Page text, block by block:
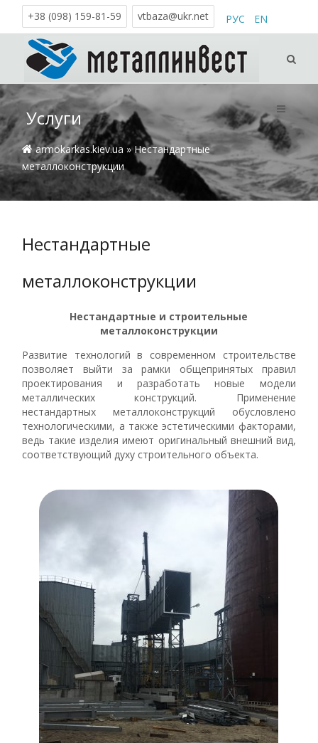
+38 (098) 159-81-59 vtbaza@ukr.net РУС EN
Услуги
armokarkas.kiev.ua » Нестандартные
металлоконструкции
Нестандартные
металлоконструкции
Нестандартные и строительные
металлоконструкции
Развитие технологий в современном строительстве
позволяет выйти за рамки общепринятых правил
проектирования и разработать новые модели
металлических конструкций. Применение
нестандартных металлоконструкций обусловлено
технологическими, а также эстетическими факторами,
ведь такие изделия имеют оригинальный внешний вид,
соответствующий духу строительного объекта.